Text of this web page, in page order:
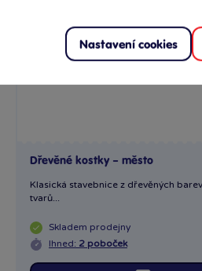
Dřevěné kostky – město
Klasická stavebnice z dřevěných
tvarů...
Skladem prodejny
Ihned: 2 poboček
Nastavení cookies